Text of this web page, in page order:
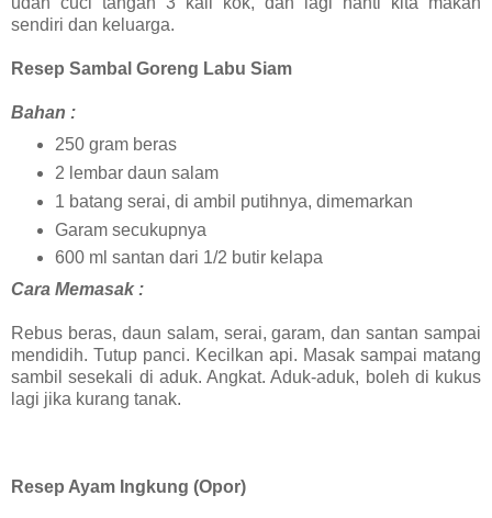
sendiri dan keluarga.
Resep Sambal Goreng Labu Siam
Bahan :
250 gram beras
2 lembar daun salam
1 batang serai, di ambil putihnya, dimemarkan
Garam secukupnya
600 ml santan dari 1/2 butir kelapa
Cara Memasak :
Rebus beras, daun salam, serai, garam, dan santan sampai
mendidih. Tutup panci. Kecilkan api. Masak sampai matang
sambil sesekali di aduk. Angkat. Aduk-aduk, boleh di kukus
lagi jika kurang tanak.
Resep Ayam Ingkung (Opor)